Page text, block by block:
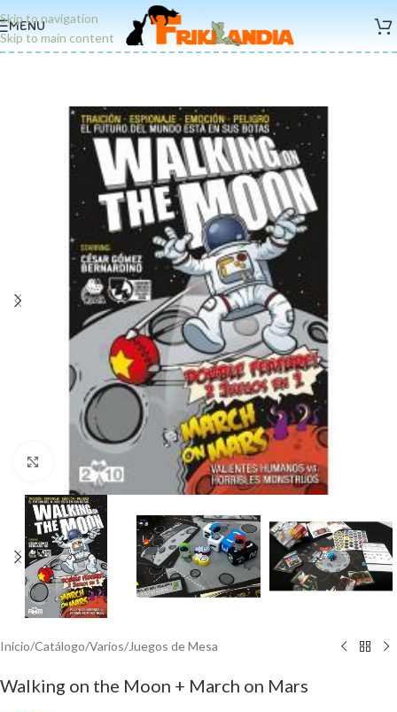
Skip to navigation
Skip to main content
MENU
Click to enlarge
Inicio/Catálogo/Varios/Juegos de Mesa
Walking on the Moon + March on Mars